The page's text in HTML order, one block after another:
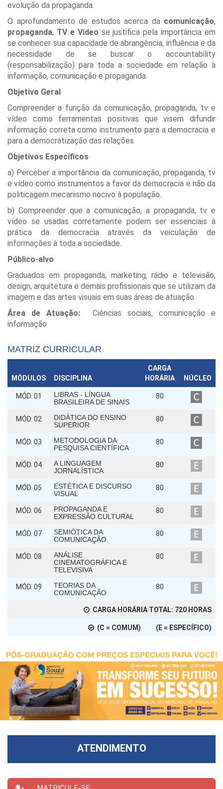
evolução da propaganda.
O aprofundamento de estudos acerca da comunicação,
propaganda, TV e Vídeo se justifica pela importância em
se conhecer sua capacidade de abrangência, influência e da
necessidade de se buscar o accountability
(responsabilização) para toda a sociedade em relação à
informação, comunicação e propaganda.
Objetivo Geral
Compreender a função da comunicação, propaganda, tv e
vídeo como ferramentas positivas que visem difundir
informação correta como instrumento para a democracia e
para a democratização das relações.
Objetivos Específicos
a) Perceber a importância da comunicação, propaganda, tv
e vídeo como instrumentos a favor da democracia e não da
politicagem mecanismo nocivo à população.
b) Compreender que a comunicação, a propaganda, tv e
vídeo se usadas corretamente podem ser essenciais à
prática da democracia através da veiculação de
informações à toda a sociedade.
Público-alvo
Graduados em propaganda, marketing, rádio e televisão,
design, arquitetura e demais profissionais que se utilizam da
imagem e das artes visuais em suas áreas de atuação.
Área de Atuação: Ciências sociais, comunicação e
informação
MATRIZ CURRICULAR
MÓDULOS DISCIPLINA
CARGA
HORÁRIA
NÚCLEO
MÓD. 01
LIBRAS - LÍNGUA
BRASILEIRA DE SINAIS
80
MÓD. 02
DIDÁTICA DO ENSINO
SUPERIOR
80
MÓD. 03
METODOLOGIA DA
PESQUISA CIENTÍFICA
80
MÓD. 04
A LINGUAGEM
JORNALÍSTICA
80
MÓD. 05
ESTÉTICA E DISCURSO
VISUAL
80
MÓD. 06
PROPAGANDA E
EXPRESSÃO CULTURAL
80
MÓD. 07
SEMIÓTICA DA
COMUNICAÇÃO
80
MÓD. 08
ANÁLISE
CINEMATOGRÁFICA E
TELEVISIVA
80
MÓD. 09
TEORIAS DA
COMUNICAÇÃO
80
CARGA HORÁRIA TOTAL: 720 HORAS
(C = COMUM) (E = ESPECÍFICO)
ATENDIMENTO